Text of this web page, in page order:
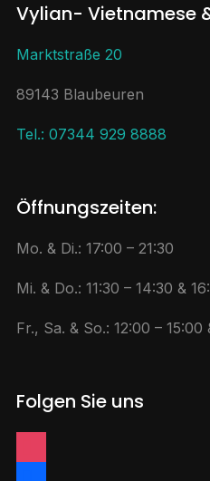
Vylian- Vietnamese
Marktstraße 20
89143 Blaubeuren
Tel.: 07344 929 8888
Öffnungszeiten:
Mo. & Di.: 17:00 – 21:30
Mi. & Do.: 11:30 – 14:30 &
Fr., Sa. & So.: 12:00 – 15:00
Folgen Sie uns